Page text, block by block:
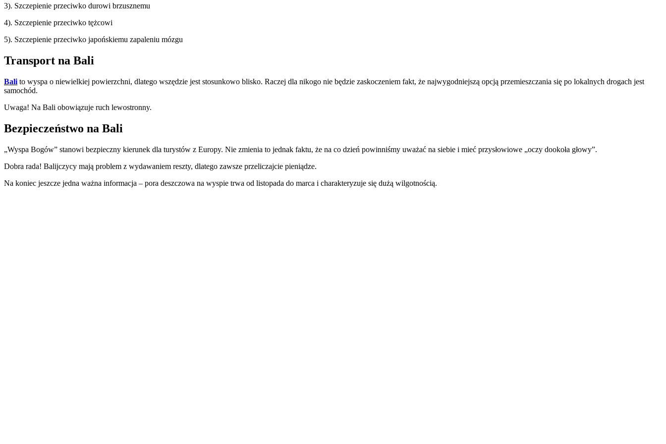
3). Szczepienie przeciwko durowi brzusznemu
4). Szczepienie przeciwko tężcowi
5). Szczepienie przeciwko japońskiemu zapaleniu mózgu
Transport na Bali
Bali to wyspa o niewielkiej powierzchni, dlatego wszędzie jest stosunkowo blisko. Raczej dla nikogo nie będzie zaskoczeniem fakt, że najwygodniejszą opcją przemieszczania się po lokalnych drogach jest
samochód.
Uwaga! Na Bali obowiązuje ruch lewostronny.
Bezpieczeństwo na Bali
„Wyspa Bogów” stanowi bezpieczny kierunek dla turystów z Europy. Nie zmienia to jednak faktu, że na co dzień powinniśmy uważać na siebie i mieć przysłowiowe „oczy dookoła głowy”.
Dobra rada! Balijczycy mają problem z wydawaniem reszty, dlatego zawsze przeliczajcie pieniądze.
Na koniec jeszcze jedna ważna informacja – pora deszczowa na wyspie trwa od listopada do marca i charakteryzuje się dużą wilgotnością.